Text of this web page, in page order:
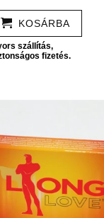
KOSÁRBA
szállítás,
fizetés.